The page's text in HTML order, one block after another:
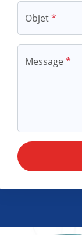
Objet*
Message*